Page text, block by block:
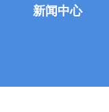
新闻中心